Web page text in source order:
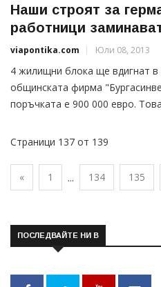
Наши строят за
работници
viapontika.com Юли 08, 2013
4 жилищни блока ще вдигнат в
общинската фирма
поръчката е 900 000 евро.
Страници 137 от 139
« 1 ... 134 135
ПОСЛЕДВАЙТЕ НИ В